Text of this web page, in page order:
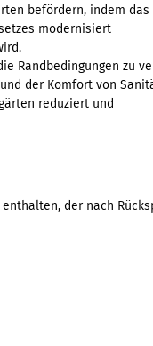
befördern, indem das
modernisiert
Randbedingungen zu
der Komfort von
reduziert und
der nach